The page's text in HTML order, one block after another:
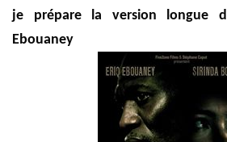
je prépare la version longue
Ebouaney